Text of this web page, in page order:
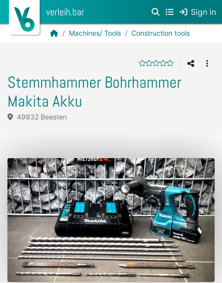
verleih.bar Sign in
Machines/ Tools Construction tools
Stemmhammer Bohrhammer
Makita Akku
49832 Beesten